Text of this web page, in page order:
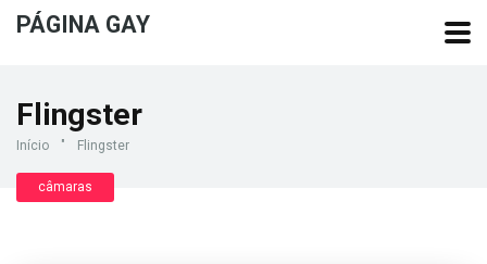
PÁGINA GAY
Flingster
Início " Flingster
câmaras